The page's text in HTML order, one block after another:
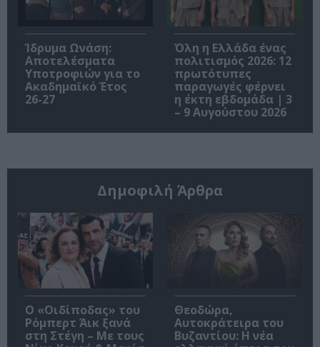
Ίδρυμα Ωνάση:
Αποτελέσματα
Υποτροφιών για το
Ακαδημαϊκό Έτος
26-27
Όλη η Ελλάδα ένας
πολιτισμός 2026: 12
πρωτότυπες
παραγωγές φέρνει
η έκτη εβδομάδα | 3
– 9 Αυγούστου 2026
Δημοφιλή Άρθρα
O «Οιδίποδας» του
Ρόμπερτ Άικ ξανά
στη Στέγη – Με τους
Θεοδώρα,
Αυτοκράτειρα του
Βυζαντίου: Η νέα